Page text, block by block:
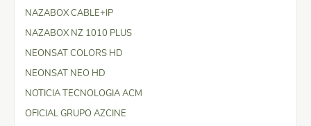
NAZABOX CABLE+IP
NAZABOX NZ 1010 PLUS
NEONSAT COLORS HD
NEONSAT NEO HD
NOTICIA TECNOLOGIA ACM
OFICIAL GRUPO AZCINE